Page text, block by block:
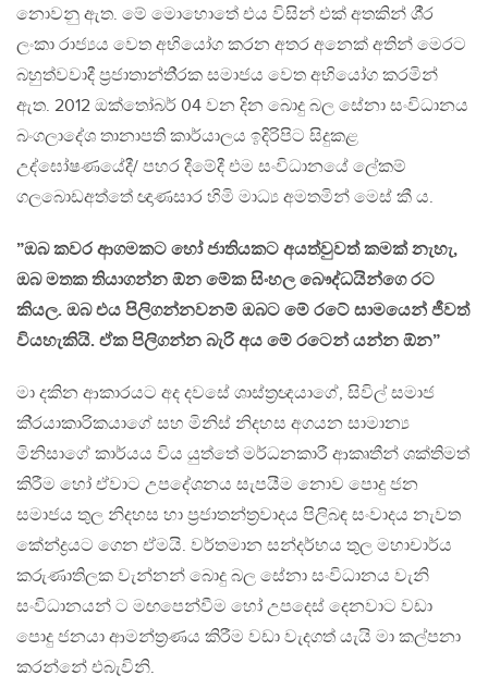
නොවනු ඇත. මේ මොහොතේ එය විසින් එක් අතකින් ශී‍්‍ර
ලංකා රාජ්‍යය වෙත අභියෝග කරන අතර අනෙක් අතින් මෙරට
බහුත්වවාදී ප‍්‍රජාතාන්ති‍්‍රක සමාජය වෙත අභියෝග කරමින්
ඇත. 2012 ඔක්තෝබර් 04 වන දින බොදු බල සේනා සංවිධානය
බංගලාදේශ තානාපති කාර්යාලය ඉදිරිපිට සිදුකළ
උද්ඝෝෂණයේදී/ පහර දීමේදී එම සංවිධානයේ ලේකම්
ගලබොඩඅත්තේ ඥාණසාර හිමි මාධ්‍ය අමතමින් මෙස් කී ය.
”ඔබ කවර ආගමකට හෝ ජාතියකට අයත්වුවත් කමක් නැහැ,
ඔබ මතක තියාගන්න ඕන මේක සිංහල බෞද්ධයින්ගෙ රට
කියල. ඔබ එය පිලිගන්නවනම් ඔබට මේ රටේ සාමයෙන් ජීවත්
වියහැකියි. ඒක පිලිගන්න බැරි අය මේ රටෙන් යන්න ඕන”
මා දකින ආකාරයට අද දවසේ ශාස්ත‍්‍රඥයාගේ, සිවිල් සමාජ
කි‍්‍රයාකාරිකයාගේ සහ මිනිස් නිදහස අගයන සාමාන්‍ය
මිනිසාගේ කාර්යය විය යුත්තේ මර්ධනකාරී ආකෘතීන් ශක්තිමත්
කිරීම හෝ ඒවාට උපදේශනය සැපයීම නොව පොදු ජන
සමාජය තුල නිදහස හා ප‍්‍රජාතන්ත‍්‍රවාදය පිලිබඳ සංවාදය නැවත
කේන්ද්‍රයට ගෙන ඒමයි. වර්තමාන සන්දර්භය තුල මහාචාර්ය
කරුණාතිලක වැන්නන් බොදු බල සේනා සංවිධානය වැනි
සංවිධානයන් ට මඟපෙන්වීම හෝ උපදෙස් දෙනවාට වඩා
පොදු ජනයා ආමන්ත‍්‍රණය කිරීම වඩා වැදගත් යැයි මා කල්පනා
කරන්නේ එබැවිනි.